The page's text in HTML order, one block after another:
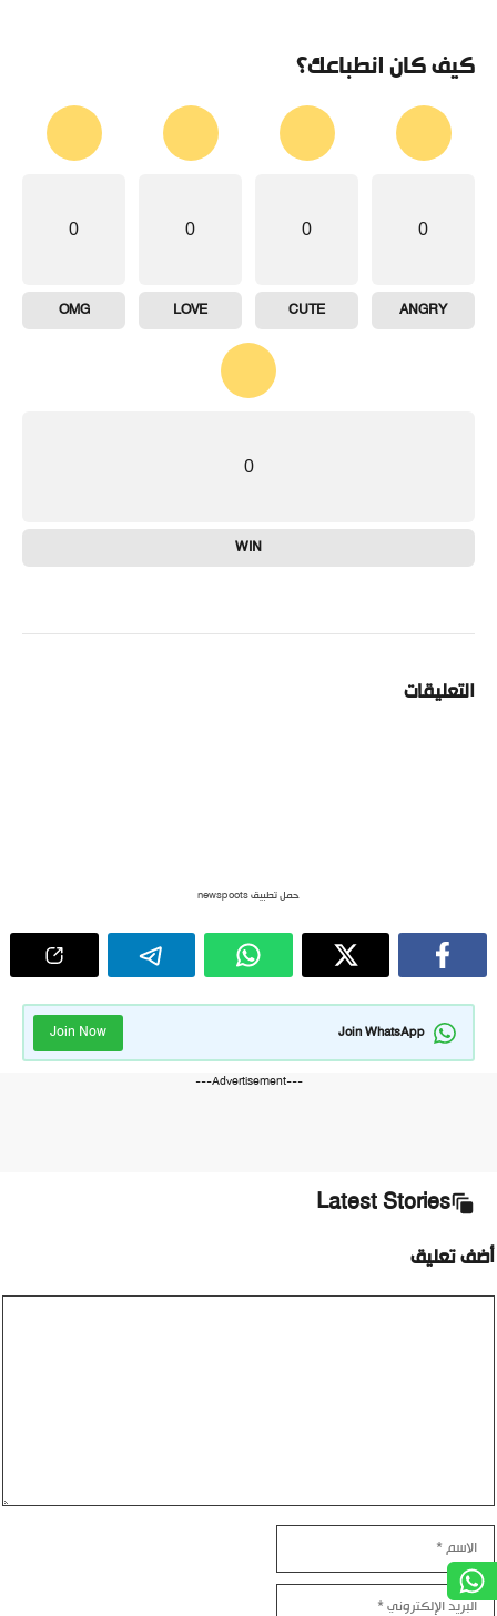
كيف كان انطباعك؟
0
ANGRY
0
CUTE
0
LOVE
0
OMG
0
WIN
التعليقات
حمل تطبيق newspoots
Join WhatsApp
Join Now
---Advertisement---
Latest Stories
أضف تعليق
البريد